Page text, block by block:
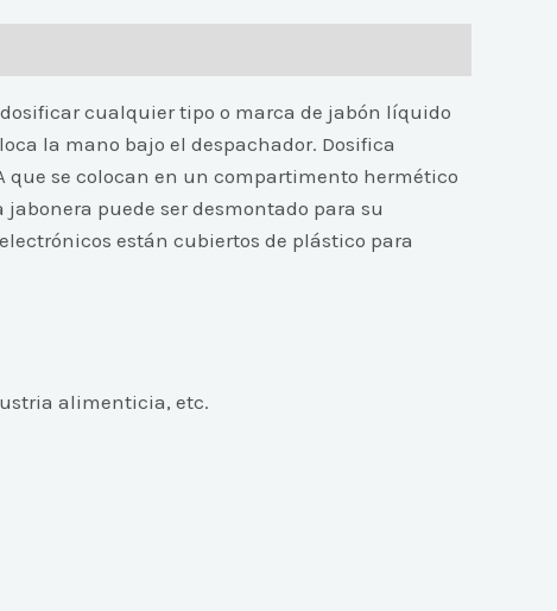
cualquier tipo o marca de jabón líquido
la mano bajo el despachador. Dosifica
se colocan en un compartimento hermético
puede ser desmontado para su
están cubiertos de plástico para
alimenticia, etc.